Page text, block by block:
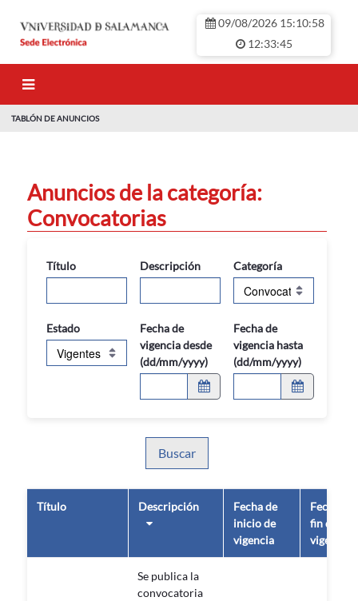
09/08/2026 15:10:59
12:33:45
TABLÓN DE ANUNCIOS
Anuncios de la categoría:
Convocatorias
Título Descripción Categoría
Estado
Fecha de
vigencia desde
(dd/mm/yyyy)
Fecha de
vigencia hasta
(dd/mm/yyyy)
Buscar
Título Descripción
Fecha de
inicio de
vigencia
Fecha de
fin de
vigencia
Se publica la
convocatoria